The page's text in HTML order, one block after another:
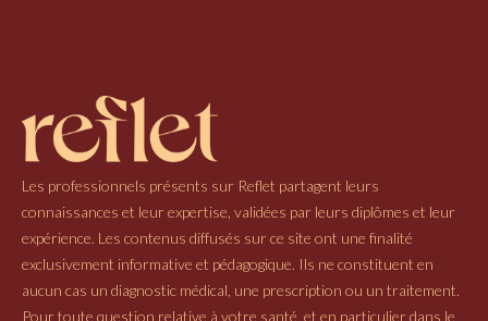
Les professionnels présents sur Reflet partagent leurs
connaissances et leur expertise, validées par leurs diplômes et leur
expérience. Les contenus diffusés sur ce site ont une finalité
exclusivement informative et pédagogique. Ils ne constituent en
aucun cas un diagnostic médical, une prescription ou un traitement.
Pour toute question relative à votre santé, et en particulier dans le